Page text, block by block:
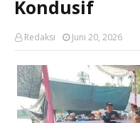
Kondusif
Redaksi Juni 20, 2026